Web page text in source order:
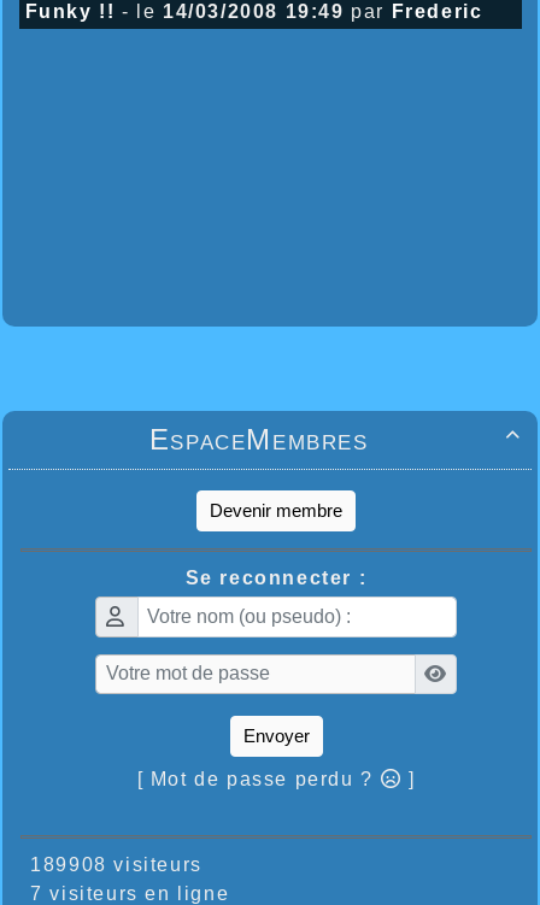
Funky !! - le 14/03/2008 19:49 par Frederic

EspaceMembres
Devenir membre
Se reconnecter :
Envoyer
[ Mot de passe perdu ? ]
189908 visiteurs
7 visiteurs en ligne